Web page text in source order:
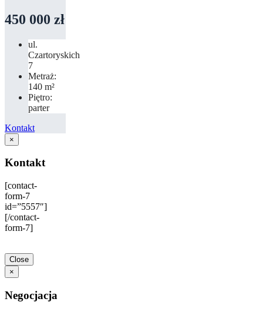
450 000 zł
ul.
Czartoryskich
7
Metraż:
140 m²
Piętro:
parter
Kontakt
×
Kontakt
[contact-
form-7
id=”5557″]
[/contact-
form-7]
Close
×
Negocjacja